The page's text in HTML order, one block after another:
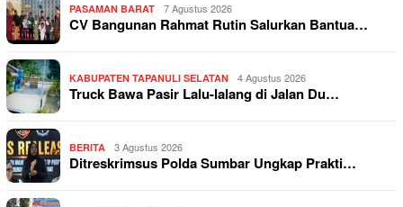
PASAMAN BARAT 7 Agustus 2026
CV Bangunan Rahmat Rutin Salurkan Bantua…
KABUPATEN TAPANULI SELATAN 4 Agustus 2026
Truck Bawa Pasir Lalu-lalang di Jalan Du…
BERITA 3 Agustus 2026
Ditreskrimsus Polda Sumbar Ungkap Prakti…